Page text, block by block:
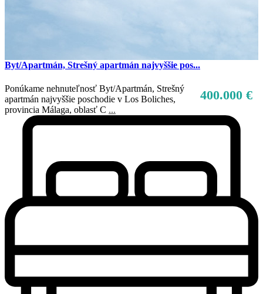
Byt/Apartmán, Strešný apartmán najvyššie pos...
400.000 €
Ponúkame nehnuteľnosť Byt/Apartmán, Strešný
apartmán najvyššie poschodie v Los Boliches,
provincia Málaga, oblasť C ...